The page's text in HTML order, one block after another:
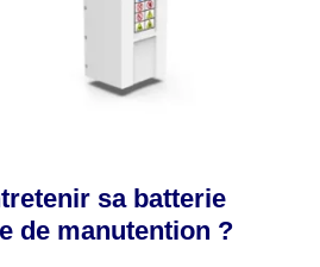
sa batterie
de manutention ?